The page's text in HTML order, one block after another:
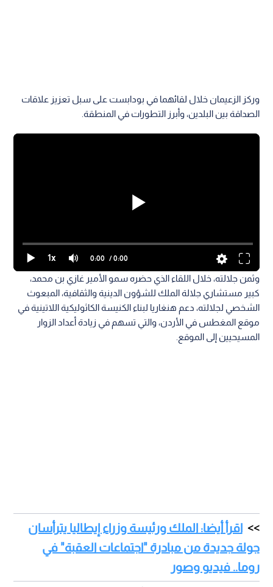
وركز الزعيمان خلال لقائهما في بودابست على سبل تعزيز علاقات
الصداقة بين البلدين، وأبرز التطورات في المنطقة.
1x 0:00 / 0:00
وثمن جلالته، خلال اللقاء الذي حضره سمو الأمير غازي بن محمد،
كبير مستشاري جلالة الملك للشؤون الدينية والثقافية، المبعوث
الشخصي لجلالته، دعم هنغاريا لبناء الكنيسة الكاثوليكية اللاتينية في
موقع المغطس في الأردن، والتي تسهم في زيادة أعداد الزوار
المسيحيين إلى الموقع.
اقرأ أيضا: الملك ورئيسة وزراء إيطاليا يترأسان
جولة جديدة من مبادرة "اجتماعات العقبة" في
روما.. فيديو وصور